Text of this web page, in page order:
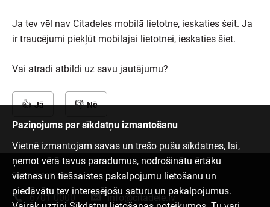
Ja tev vēl nav Citadeles mobilā lietotne, ieskaties šeit. Ja
irtraucējumi piekļūt mobilajai lietotnei, ieskaties šiet.
Vai atradi atbildi uz savu jautājumu?
Jā Nē
Paziņojums par sīkdatņu izmantošanu
Vietnē izmantojam savas un trešo pušu sīkdatnes, lai,
ņemot vērā tavus paradumus, nodrošinātu ērtāku
vietnes un tiešsaistes pakalpojumu lietošanu un
piedāvātu tev interesējošu saturu un pakalpojumus.
Sazinies ar mums
6701 0000 info@citadele.lv